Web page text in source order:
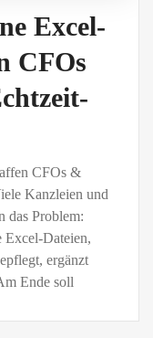
Excel-
CFOs
CFOs &
Kanzleien und
das Problem:
Excel-Dateien,
ergänzt
Ende soll